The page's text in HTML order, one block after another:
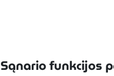
Sąnario funkcijos